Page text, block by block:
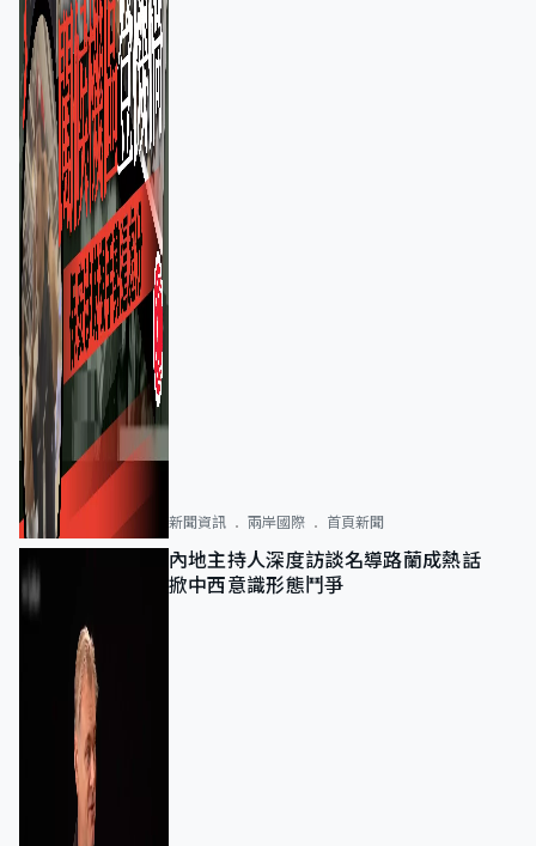
新聞資訊 兩岸國際 首頁新聞
內地主持人深度訪談名導路蘭成熱話
掀中西意識形態鬥爭